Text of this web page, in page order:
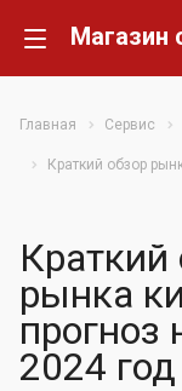
Главная Сервис
Краткий обзор
Краткий
рынка
прогноз
2024 год